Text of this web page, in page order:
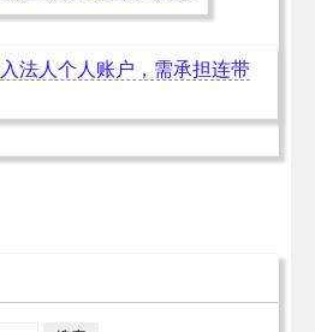
法人个人账户，需承担连带